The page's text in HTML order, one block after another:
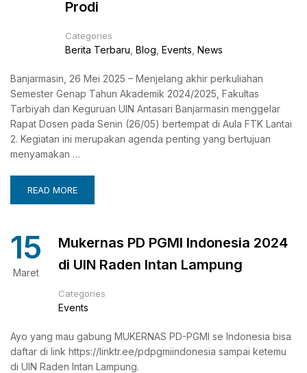
Prodi
Categories
Berita Terbaru Blog Events News
Banjarmasin, 26 Mei 2025 – Menjelang akhir perkuliahan
Semester Genap Tahun Akademik 2024/2025, Fakultas
Tarbiyah dan Keguruan UIN Antasari Banjarmasin menggelar
Rapat Dosen pada Senin (26/05) bertempat di Aula FTK Lantai
2. Kegiatan ini merupakan agenda penting yang bertujuan
menyamakan …
READ MORE
15
Maret
Mukernas PD PGMI Indonesia 2024
di UIN Raden Intan Lampung
Categories
Events
Ayo yang mau gabung MUKERNAS PD-PGMI se Indonesia bisa
daftar di link https://linktr.ee/pdpgmiindonesia sampai ketemu
di UIN Raden Intan Lampung.